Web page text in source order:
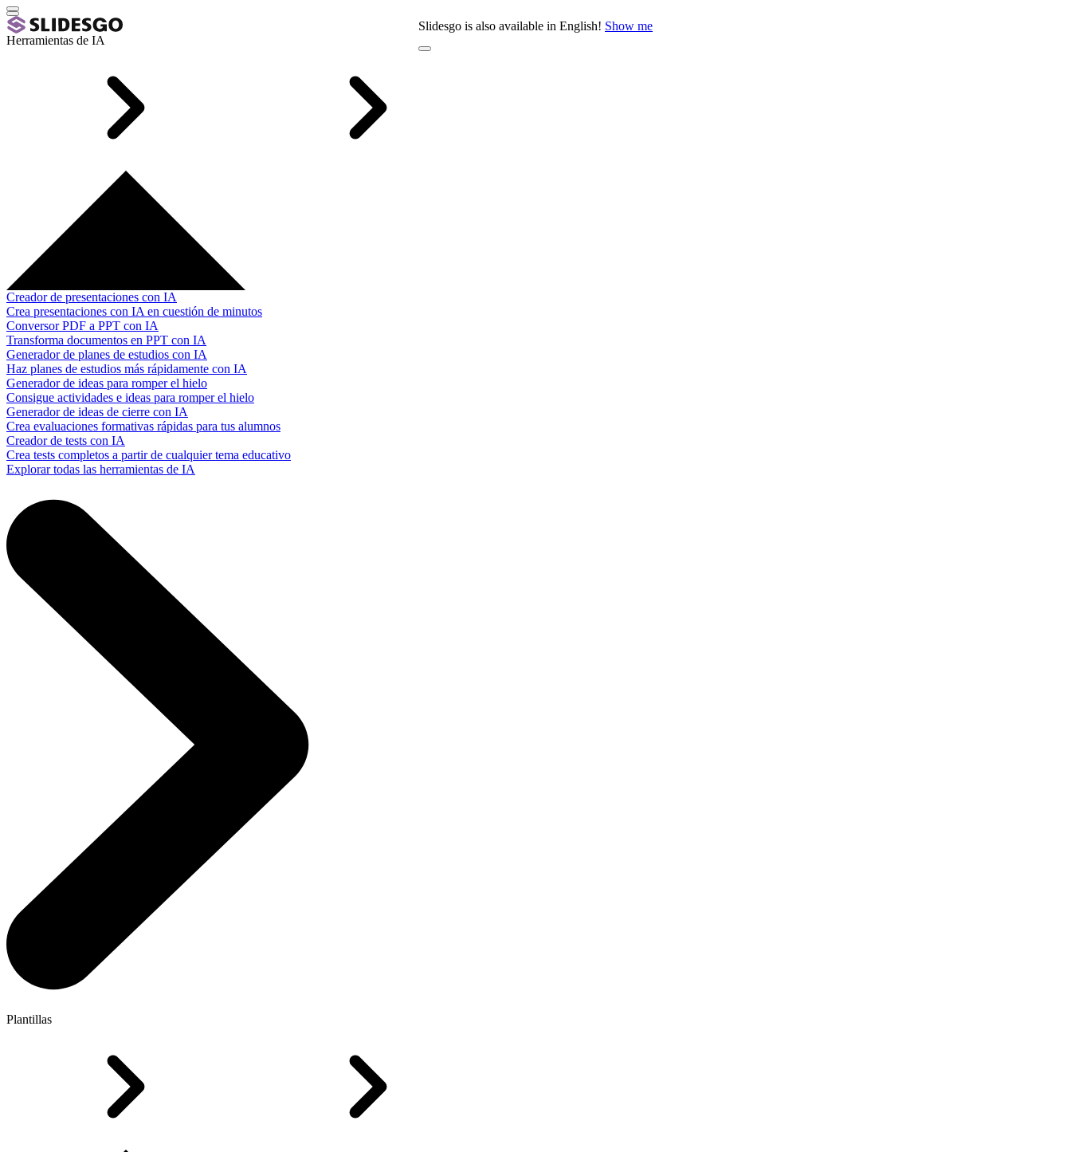
Slidesgo is also available in English! Show me
Herramientas de IA
Creador de presentaciones con IA
Crea presentaciones con IA en cuestión de minutos
Conversor PDF a PPT con IA
Transforma documentos en PPT con IA
Generador de planes de estudios con IA
Haz planes de estudios más rápidamente con IA
Generador de ideas para romper el hielo
Consigue actividades e ideas para romper el hielo
Generador de ideas de cierre con IA
Crea evaluaciones formativas rápidas para tus alumnos
Creador de tests con IA
Crea tests completos a partir de cualquier tema educativo
Explorar todas las herramientas de IA
Plantillas